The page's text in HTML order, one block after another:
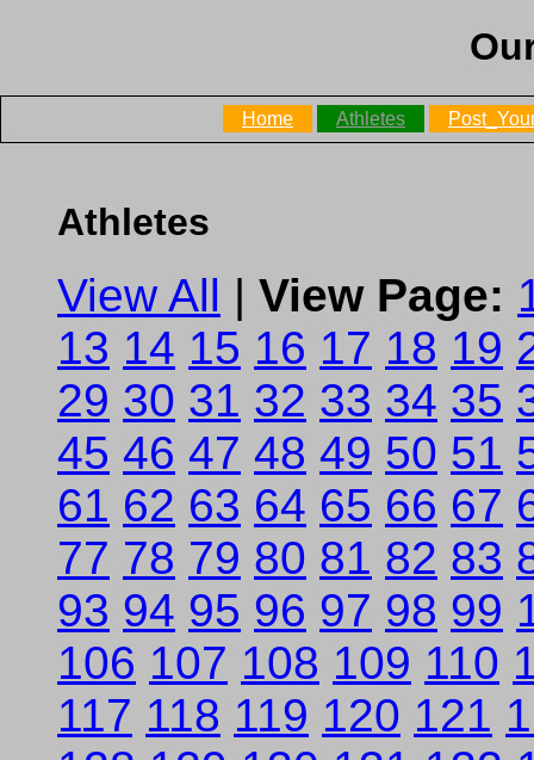
Home Athletes
Athletes
View All | View Page:
13 14 15 16 17 18 19
29 30 31 32 33 34 35
45 46 47 48 49 50 51
61 62 63 64 65 66 67
77 78 79 80 81 82 83
93 94 95 96 97 98 99
106 107 108 109 110
117 118 119 120 121